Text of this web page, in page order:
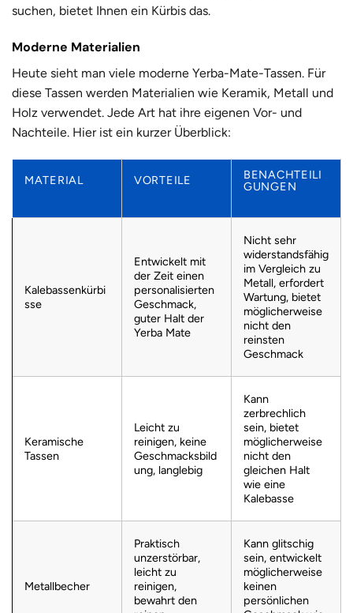
suchen, bietet Ihnen ein Kürbis das.
Moderne Materialien
Heute sieht man viele moderne Yerba-Mate-Tassen. Für
diese Tassen werden Materialien wie Keramik, Metall und
Holz verwendet. Jede Art hat ihre eigenen Vor- und
Nachteile. Hier ist ein kurzer Überblick:
MATERIAL VORTEILE
BENACHTEILI
GUNGEN
Kalebassenkürbi
sse
Entwickelt mit
der Zeit einen
personalisierten
Geschmack,
guter Halt der
Yerba Mate
Nicht sehr
widerstandsfähig
im Vergleich zu
Metall, erfordert
Wartung, bietet
möglicherweise
nicht den
reinsten
Geschmack
Keramische
Tassen
Leicht zu
reinigen, keine
Geschmacksbild
ung, langlebig
Kann
zerbrechlich
sein, bietet
möglicherweise
nicht den
gleichen Halt
wie eine
Kalebasse
Metallbecher
Praktisch
unzerstörbar,
leicht zu
reinigen,
bewahrt den
Kann glitschig
sein, entwickelt
möglicherweise
keinen
persönlichen